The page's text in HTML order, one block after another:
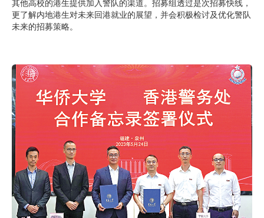
更了解内地港生对未来回港就业的展望，并会积极检讨及优化警队
未来的招募策略。